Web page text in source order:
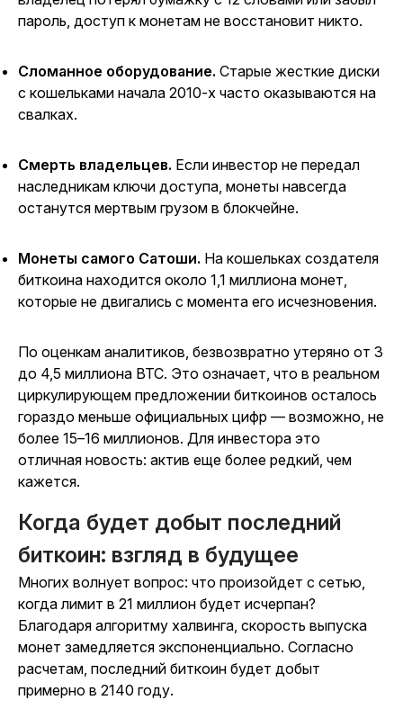
пароль, доступ к монетам не восстановит никто.
Сломанное оборудование. Старые жесткие диски
с кошельками начала 2010-х часто оказываются на
свалках.
Смерть владельцев. Если инвестор не передал
наследникам ключи доступа, монеты навсегда
останутся мертвым грузом в блокчейне.
Монеты самого Сатоши. На кошельках создателя
биткоина находится около 1,1 миллиона монет,
которые не двигались с момента его исчезновения.
По оценкам аналитиков, безвозвратно утеряно от 3
до 4,5 миллиона BTC. Это означает, что в реальном
циркулирующем предложении биткоинов осталось
гораздо меньше официальных цифр — возможно, не
более 15–16 миллионов. Для инвестора это
отличная новость: актив еще более редкий, чем
кажется.
Когда будет добыт последний
биткоин: взгляд в будущее
Многих волнует вопрос: что произойдет с сетью,
когдалимит в 21 миллион будет исчерпан?
Благодаря алгоритму халвинга, скорость выпуска
монет замедляется экспоненциально. Согласно
расчетам, последний биткоин будет добыт
примерно в 2140 году.